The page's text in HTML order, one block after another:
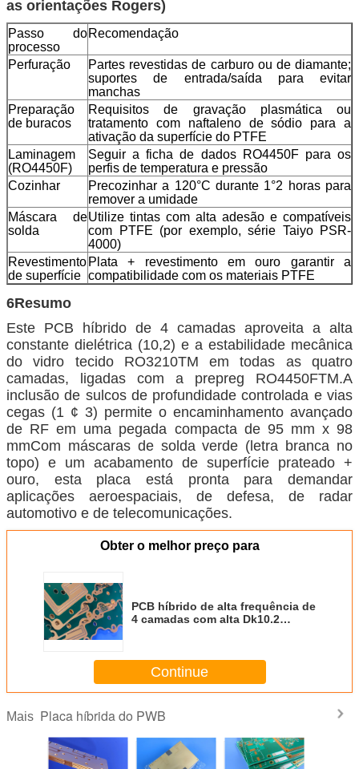
as orientações Rogers)
Passo do
processo
Recomendação
Perfuração
Partes revestidas de carburo ou de diamante;
suportes de entrada/saída para evitar
manchas
Preparação
de buracos
Requisitos de gravação plasmática ou
tratamento com naftaleno de sódio para a
ativação da superfície do PTFE
Laminagem
(RO4450F)
Seguir a ficha de dados RO4450F para os
perfis de temperatura e pressão
Cozinhar
Precozinhar a 120°C durante 1°2 horas para
remover a umidade
Máscara de
solda
Utilize tintas com alta adesão e compatíveis
com PTFE (por exemplo, série Taiyo PSR-
4000)
Revestimento
de superfície
Plata + revestimento em ouro garantir a
compatibilidade com os materiais PTFE
6Resumo
Este PCB híbrido de 4 camadas aproveita a alta
constante dielétrica (10,2) e a estabilidade mecânica
do vidro tecido RO3210TM em todas as quatro
camadas, ligadas com a prepreg RO4450FTM.A
inclusão de sulcos de profundidade controlada e vias
cegas (1 ¢ 3) permite o encaminhamento avançado
de RF em uma pegada compacta de 95 mm x 98
mmCom máscaras de solda verde (letra branca no
topo) e um acabamento de superfície prateado +
ouro, esta placa está pronta para demandar
aplicações aeroespaciais, de defesa, de radar
automotivo e de telecomunicações.
Obter o melhor preço para
PCB híbrido de alta frequência de
4 camadas com alta Dk10.2
fibra de vidro)
Continue
Mais Placa híbrida do PWB